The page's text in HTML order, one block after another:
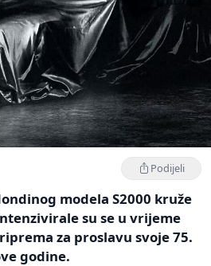
Podijeli
modela S2000 kruže
su se u vrijeme
za proslavu svoje 75.
godine.